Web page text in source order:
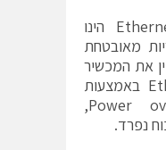
משום שהחיבור דרך Ethernet הינו
מאובטחת
את המכשיר
במתח דרך כבל Ethernet באמצעות
Power over Ethernet (PoE),
נפרד.